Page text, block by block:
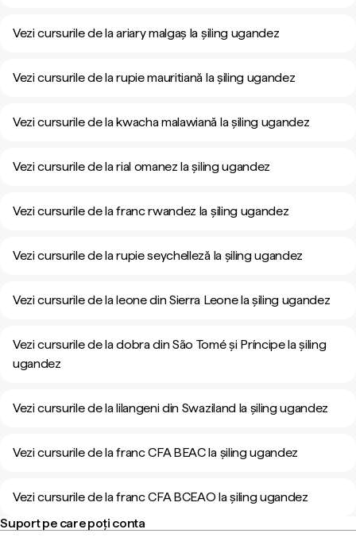
Vezi cursurile de la ariary malgaș la șiling ugandez
Vezi cursurile de la rupie mauritiană la șiling ugandez
Vezi cursurile de la kwacha malawiană la șiling ugandez
Vezi cursurile de la rial omanez la șiling ugandez
Vezi cursurile de la franc rwandez la șiling ugandez
Vezi cursurile de la rupie seychelleză la șiling ugandez
Vezi cursurile de la leone din Sierra Leone la șiling ugandez
Vezi cursurile de la dobra din São Tomé și Príncipe la șiling
ugandez
Vezi cursurile de la lilangeni din Swaziland la șiling ugandez
Vezi cursurile de la franc CFA BEAC la șiling ugandez
Vezi cursurile de la franc CFA BCEAO la șiling ugandez
Suport pe care poți conta